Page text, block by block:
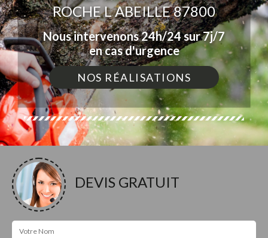
ROCHE L ABEILLE 87800
Nous intervenons 24h/24 sur 7j/7
en cas d'urgence
NOS RÉALISATIONS
DEVIS GRATUIT